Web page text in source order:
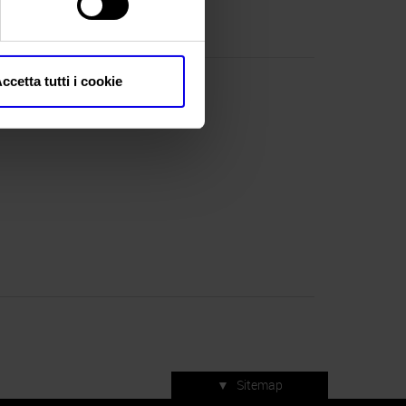
tutti i cookie
VERONAFIERE
▼ Sitemap